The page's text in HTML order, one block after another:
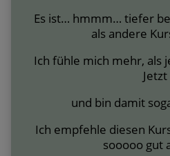
Es ist… hmmm… tiefer
als andere
Ich fühle mich mehr, als
Jetzt
und bin damit
Ich empfehle diesen
sooooo gut